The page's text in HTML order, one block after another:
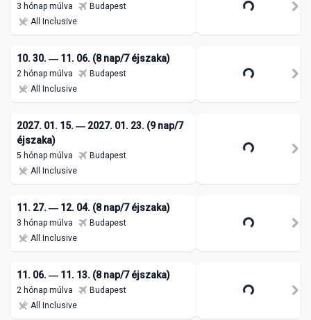
3 hónap múlva
Budapest
All Inclusive
10. 30. ― 11. 06. (8 nap/7 éjszaka)
2 hónap múlva
Budapest
All Inclusive
2027. 01. 15. ― 2027. 01. 23. (9 nap/7
éjszaka)
5 hónap múlva
Budapest
All Inclusive
11. 27. ― 12. 04. (8 nap/7 éjszaka)
3 hónap múlva
Budapest
All Inclusive
11. 06. ― 11. 13. (8 nap/7 éjszaka)
2 hónap múlva
Budapest
All Inclusive